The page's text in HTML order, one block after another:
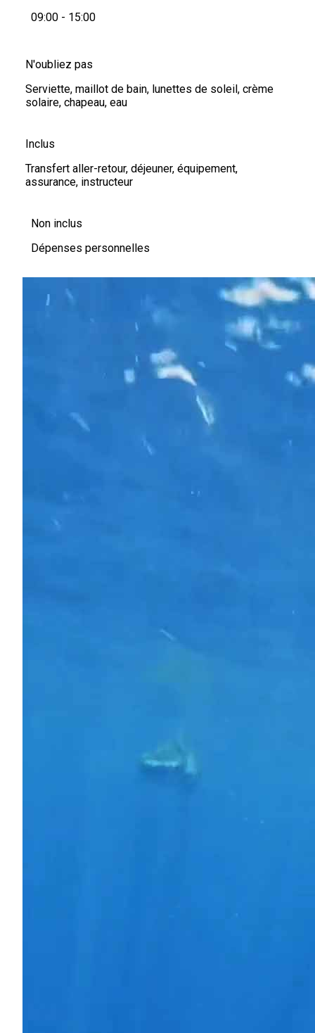
09:00 - 15:00
N'oubliez pas
Serviette, maillot de bain, lunettes de soleil, crème
solaire, chapeau, eau
Inclus
Transfert aller-retour, déjeuner, équipement,
assurance, instructeur
Non inclus
Dépenses personnelles